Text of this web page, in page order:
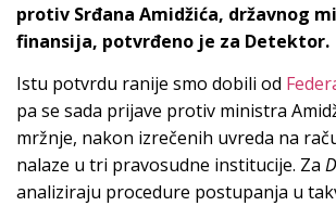
protiv Srđana Amidžića, državnog
finansija, potvrđeno je za Detektor.
Istu potvrdu ranije smo dobili od
pa se sada prijave protiv ministra
mržnje, nakon izrečenih uvreda na
nalaze u tri pravosudne institucije. Za
analiziraju procedure postupanja u